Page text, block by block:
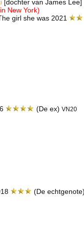
[dochter van James Lee]
New York)
girl she was 2021
(De ex) VN20
(De